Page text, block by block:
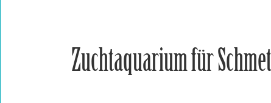
Zuchtaquarium für